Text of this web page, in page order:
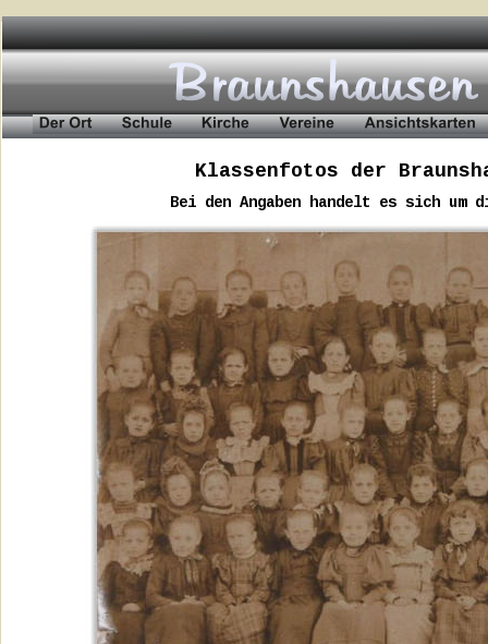
Klassenfotos der
Bei den Angaben handelt es sich um